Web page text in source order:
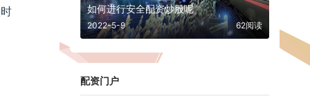
如何进行安全配资炒股呢
2022-5-9 62阅读
配资门户